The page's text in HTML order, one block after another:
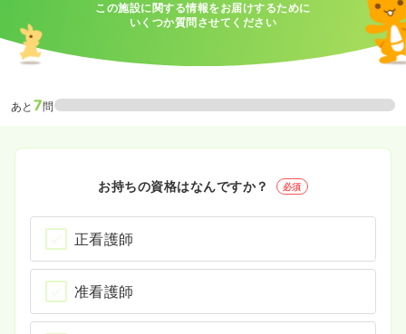
この施設に関する情報をお届けするために
いくつか質問させてください
あと 7問
お持ちの資格はなんですか？ 必須
正看護師
准看護師